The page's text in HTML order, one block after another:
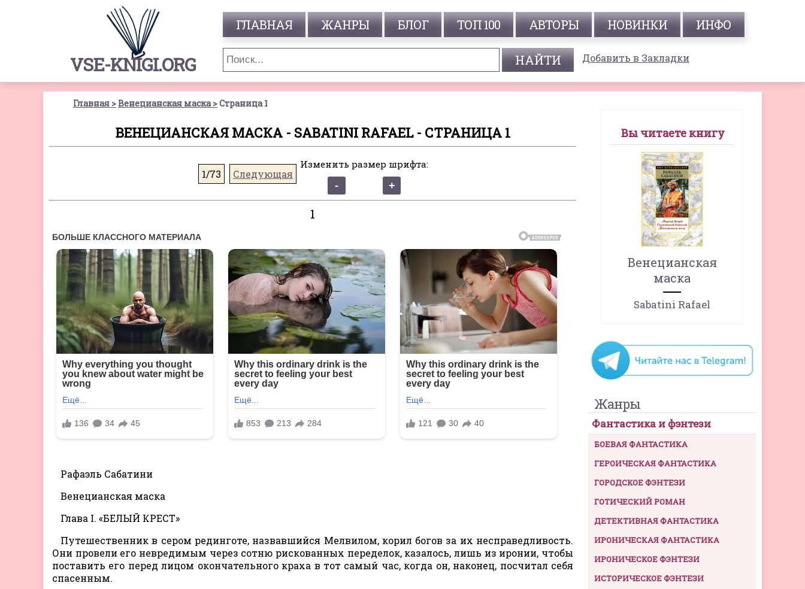
VSE-KNIGI.ORG
ГЛАВНАЯ ЖАНРЫ БЛОГ ТОП 100 АВТОРЫ НОВИНКИ ИНФО
Добавить в Закладки
Главная Венецианская маска Страница 1
ВЕНЕЦИАНСКАЯ МАСКА - SABATINI RAFAEL - СТРАНИЦА 1
1/73 Следующая
Изменить размер шрифта:
1
Рафаэль Сабатини
Венецианская маска
Глава I. «БЕЛЫЙ КРЕСТ»
Путешественник в сером рединготе, назвавшийся Мелвилом, корил богов за их несправедливость.
Они провели его невредимым через сотню рискованных переделок, казалось, лишь из иронии, чтобы
поставить его перед лицом окончательного краха в тот самый час, когда он, наконец, посчитал себя
спасенным.
Вы читаете книгу
Венецианская
маска
Sabatini Rafael
Жанры
Фантастика и фэнтези
БОЕВАЯ ФАНТАСТИКА
ГЕРОИЧЕСКАЯ ФАНТАСТИКА
ГОРОДСКОЕ ФЭНТЕЗИ
ГОТИЧЕСКИЙ РОМАН
ДЕТЕКТИВНАЯ ФАНТАСТИКА
ИРОНИЧЕСКАЯ ФАНТАСТИКА
ИРОНИЧЕСКОЕ ФЭНТЕЗИ
ИСТОРИЧЕСКОЕ ФЭНТЕЗИ